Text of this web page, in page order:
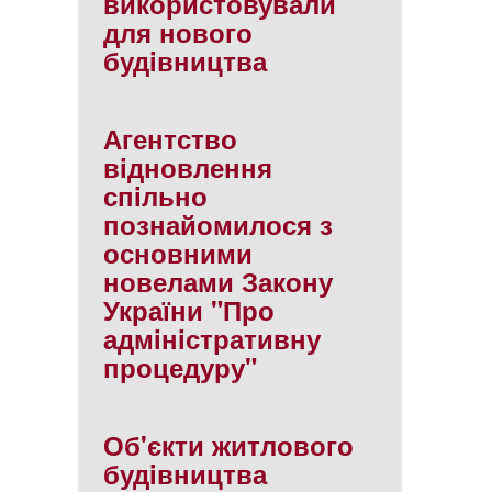
для нового
будiвництва
Агентство
вiдновлення
спiльно
познайомилося з
основними
новелами Закону
України "Про
адмiнiстративну
процедуру"
Об'єкти житлового
будiвництва